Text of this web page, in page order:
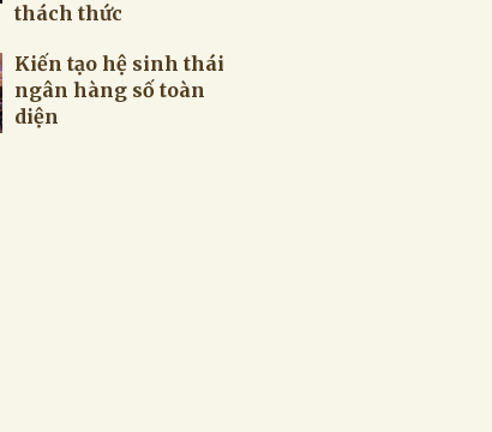
thách thức
Kiến tạo hệ sinh thái
ngân hàng số toàn
diện